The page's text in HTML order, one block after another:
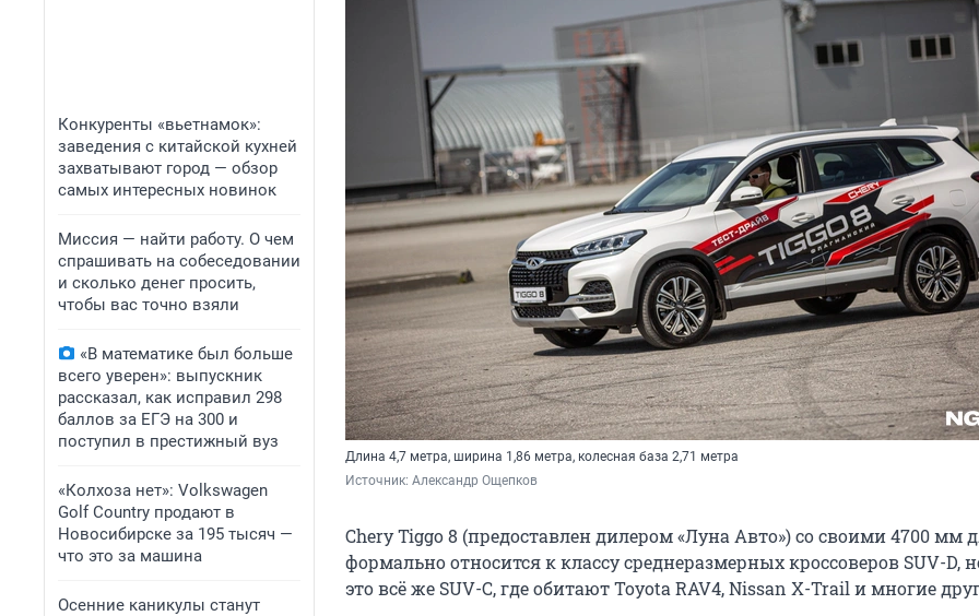
Конкуренты «вьетнамок»:
заведения с китайской кухней
захватывают город — обзор
самых интересных новинок
Миссия — найти работу. О чем
спрашивать на собеседовании
и сколько денег просить,
чтобы вас точно взяли
«В математике был больше
всего уверен»: выпускник
рассказал, как исправил 298
баллов за ЕГЭ на 300 и
поступил в престижный вуз
«Колхоза нет»: Volkswagen
Golf Сountry продают в
Новосибирске за 195 тысяч —
что это за машина
Осенние каникулы станут
Длина 4,7 метра, ширина 1,86 метра, колесная база 2,71 метра
Источник: Александр Ощепков
Chery Tiggo 8 (предоставлен дилером «Луна Авто») со своими 4700 мм
формально относится к классу среднеразмерных кроссоверов SUV-D,
это всё же SUV-C, где обитают Toyota RAV4, Nissan X-Trail и многие